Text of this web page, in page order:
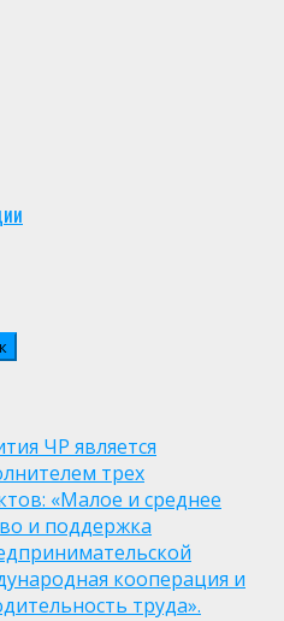
ЧР является
трех
«Малое и среднее
и поддержка
кооперация и
труда».